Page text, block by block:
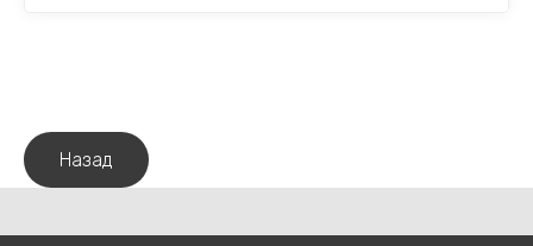
Назад